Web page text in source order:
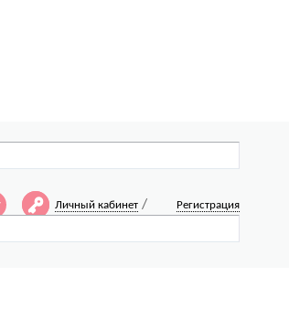
Личный кабинет / Регистрация